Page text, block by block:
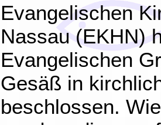
Evangelischen
Nassau (EKHN)
Evangelischen
Gesäß in
beschlossen.